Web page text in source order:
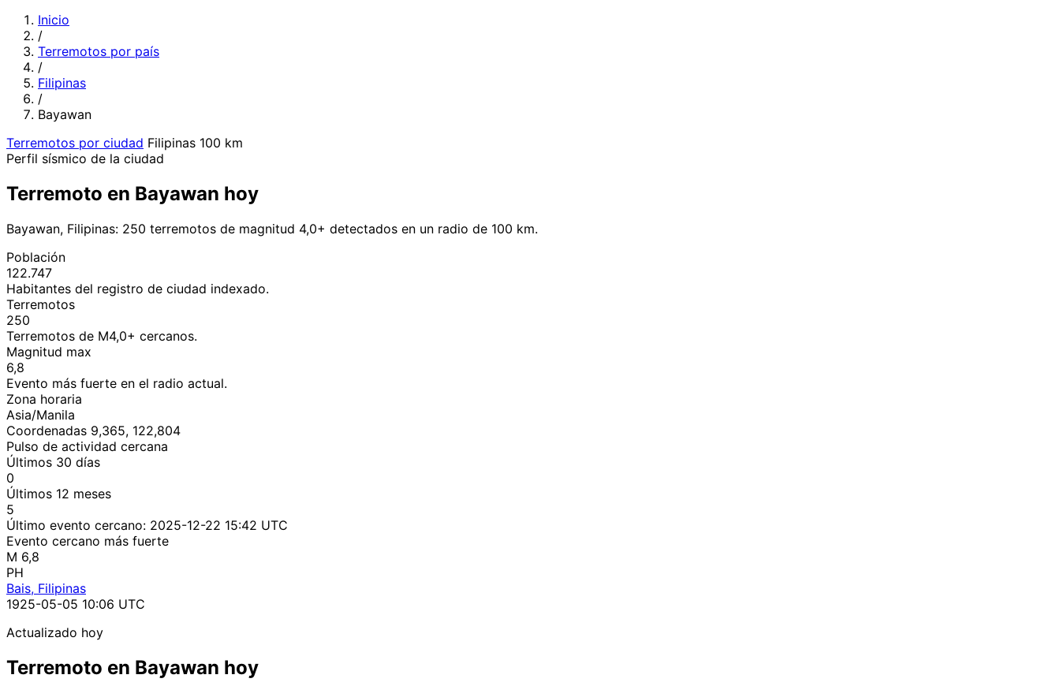
Inicio
/
Terremotos por país
/
Filipinas
/
Bayawan
Terremotos por ciudad Filipinas 100 km
Perfil sísmico de la ciudad
Terremoto en Bayawan hoy
Bayawan, Filipinas: 250 terremotos de magnitud 4,0+ detectados en un radio de 100 km.
Población
122.747
Habitantes del registro de ciudad indexado.
Terremotos
250
Terremotos de M4,0+ cercanos.
Magnitud max
6,8
Evento más fuerte en el radio actual.
Zona horaria
Asia/Manila
Coordenadas 9,365, 122,804
Pulso de actividad cercana
Últimos 30 días
0
Últimos 12 meses
5
Último evento cercano: 2025-12-22 15:42 UTC
Evento cercano más fuerte
M 6,8
PH
Bais, Filipinas
1925-05-05 10:06 UTC
Actualizado hoy
Terremoto en Bayawan hoy